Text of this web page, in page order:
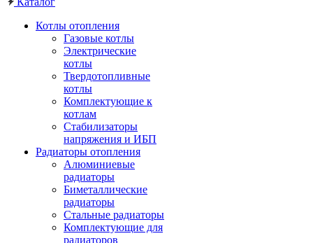
Котлы отопления
Газовые котлы
Электрические
котлы
Твердотопливные
котлы
Комплектующие к
котлам
Стабилизаторы
напряжения и ИБП
Радиаторы отопления
Алюминиевые
радиаторы
Биметаллические
радиаторы
Стальные радиаторы
Комплектующие для
радиаторов